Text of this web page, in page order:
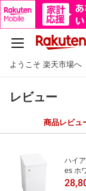
ようこそ 楽天市場へ
レビュー
商品レビュ
ハイ
es ホ
小型